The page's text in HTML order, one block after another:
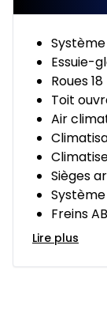
Système
Essuie-
Roues
Toit
Air
Sièges
Freins
Lire plus